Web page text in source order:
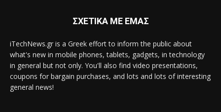
ΣΧΕΤΙΚΑ ΜΕ ΕΜΑΣ
iTechNews.gr is a Greek effort to inform the public about
what's new in mobile phones, tablets, gadgets, in technology
in general but not only. You'll also find video presentations,
coupons for bargain purchases, and lots and lots of interesting
general news!